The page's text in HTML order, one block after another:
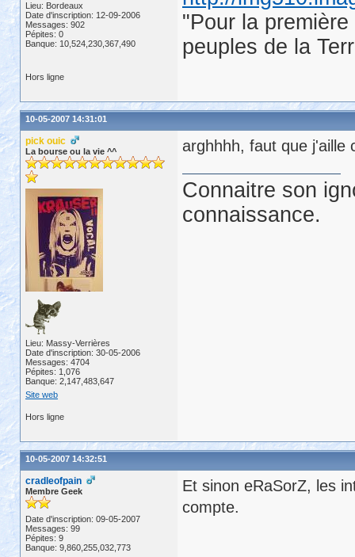
Lieu: Bordeaux
Date d'inscription: 12-09-2006
Messages: 902
Pépites: 0
Banque: 10,524,230,367,490
"Pour la
peuples de la
Hors ligne
10-05-2007 14:31:01
pick ouic
La bourse ou la vie ^^
Lieu: Massy-Verrières
Date d'inscription: 30-05-2006
Messages: 4704
Pépites: 1,076
Banque: 2,147,483,647
Site web
arghhhh, faut que j'aille
Connaitre son
connaissance.
Hors ligne
10-05-2007 14:32:51
cradleofpain
Membre Geek
Date d'inscription: 09-05-2007
Messages: 99
Pépites: 9
Banque: 9,860,255,032,773
Et sinon eRaSorZ, les
compte.